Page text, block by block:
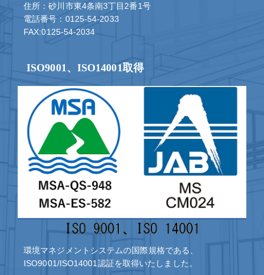
住所：砂川市東4条南3丁目2番1号
電話番号：0125-54-2033
FAX:0125-54-2034
ISO9001、ISO14001取得
環境マネジメントシステムの国際規格である、
ISO9001/ISO14001認証を取得いたしました。